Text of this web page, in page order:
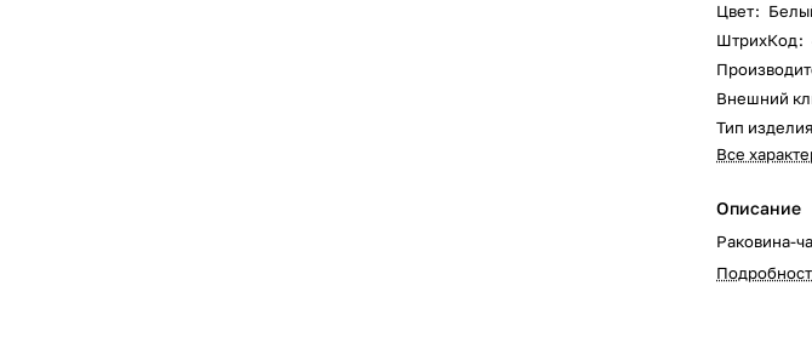
Цвет:
ШтрихКод:
Внешний
Тип изделия
Все
Описание
Раковина-